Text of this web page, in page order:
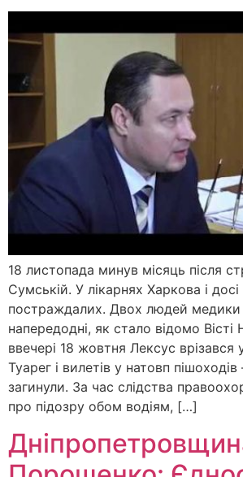
18 листопада минув місяць після
Сумській. У лікарнях Харкова і
постраждалих. Двох людей медики
напередодні, як стало відомо
ввечері 18 жовтня Лексус врізався
Туарег і вилетів у натовп
загинули. За час слідства
про підозру обом водіям, […]